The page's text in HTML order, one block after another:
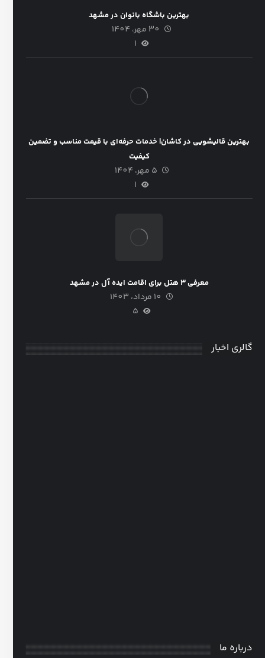
بهترین باشگاه بانوان در مشهد
30 مهر، 1404
1
بهترین قالیشویی در کاشان| خدمات حرفه‌ای با قیمت مناسب و تضمین
کیفیت
5 مهر، 1404
1
معرفی 3 هتل برای اقامت ایده آل در مشهد
10 مرداد، 1403
5
گالری اخبار
درباره ما